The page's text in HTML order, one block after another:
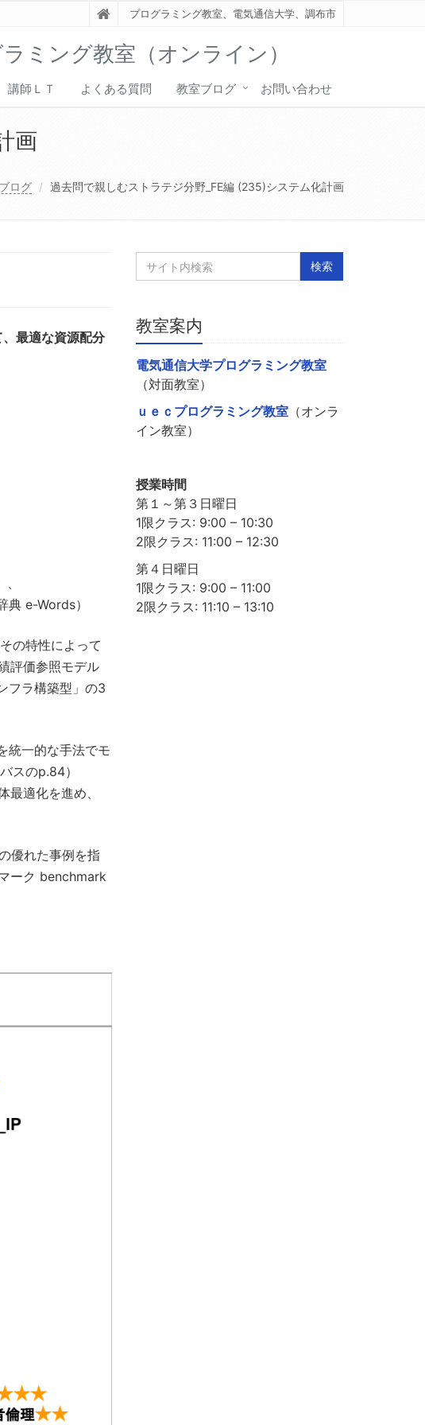
プログラミング教室、電気通信大学、調布市
ミング教室（オンライン）
講師ＬＴ よくある質問 教室ブログ お問い合わせ
画
ログ 過去問で親しむストラテジ分野_FE編 (235)システム化計画
最適な資源配分
e-Words）
の特性によって
評価参照モデル
フラ構築型」の3
統一的な手法でモ
スのp.84）
適化を進め、
優れた事例を指
ーク benchmark
教室案内
電気通信大学プログラミング教室
（対面教室）
ｕｅｃプログラミング教室（オンラ
イン教室）
授業時間
第１～第３日曜日
1限クラス: 9:00 – 10:30
2限クラス: 11:00 – 12:30
第４日曜日
1限クラス: 9:00 – 11:00
2限クラス: 11:10 – 13:10